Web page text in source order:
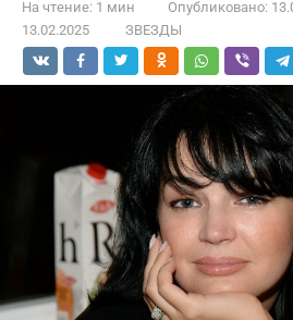
На чтение: 1 мин Опубликовано:
13.02.2025
ЗВЕЗДЫ